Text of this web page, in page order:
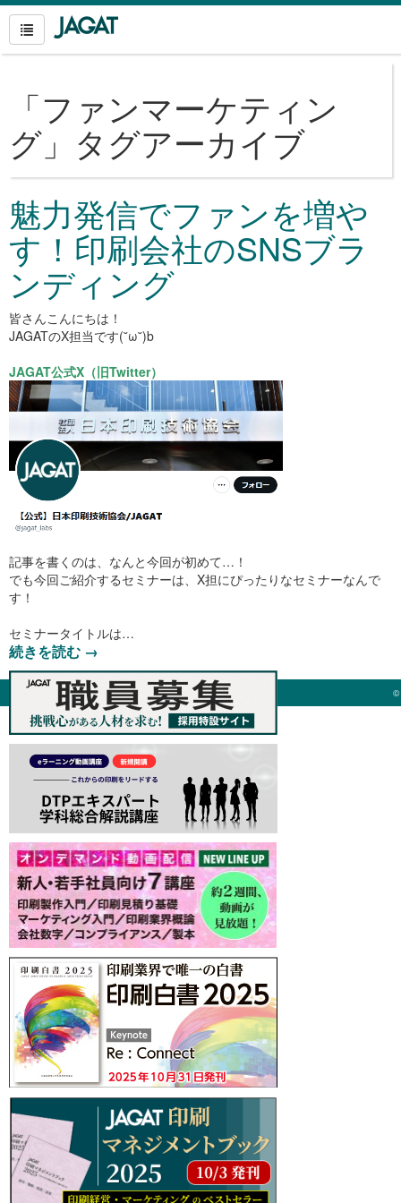
「ファンマーケティン
グ 」タグアーカイブ
魅力発信でファンを増や
す！印刷会社のSNSブラ
ンディング
皆さんこんにちは！
JAGATのX担当です(˘ω˘)b
JAGAT公式X（旧Twitter）
記事を書くのは、なんと今回が初めて…！
でも今回ご紹介するセミナーは、X担にぴったりなセミナーなんで
す！
セミナータイトルは…
続きを読む →
©